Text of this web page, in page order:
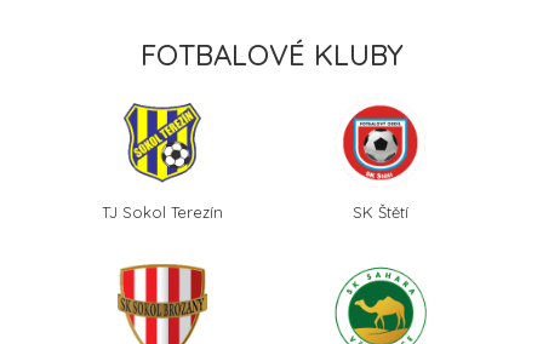
FOTBALOVÉ KLUBY
TJ Sokol Terezín SK Štětí